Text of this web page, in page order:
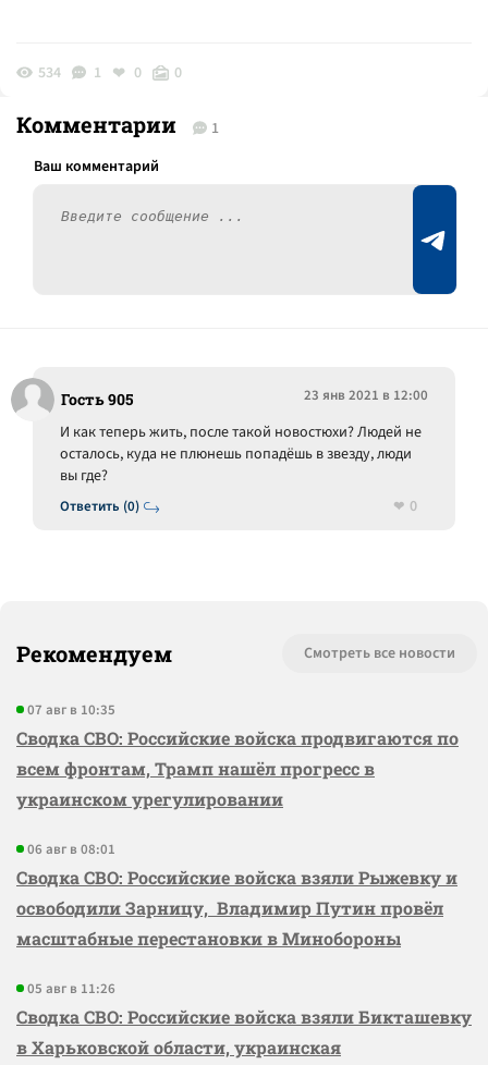
534 1 0 0
Комментарии 1
Гость 905 23 янв 2021 в 12:00
Ответить (0)
И как теперь жить, после такой новостюхи? Людей не
осталось, куда не плюнешь попадёшь в звезду, люди
вы где?
0
Рекомендуем Смотреть все новости
07 авг в 10:35
Сводка СВО: Российские войска продвигаются по
всем фронтам, Трамп нашёл прогресс в
украинском урегулировании
06 авг в 08:01
Сводка СВО: Российские войска взяли Рыжевку и
освободили Зарницу, Владимир Путин провёл
масштабные перестановки в Минобороны
05 авг в 11:26
Сводка СВО: Российские войска взяли Бикташевку
в Харьковской области, украинская